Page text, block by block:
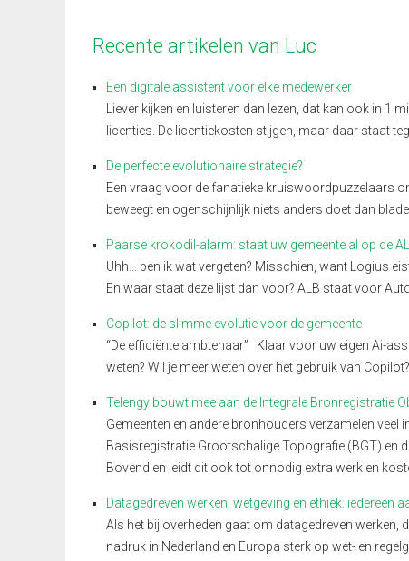
Recente artikelen van Luc
Een digitale assistent voor elke medewerker
Liever kijken en luisteren dan lezen, dat kan ook in
licenties. De licentiekosten stijgen, maar daar staat
De perfecte evolutionaire strategie?
Een vraag voor de fanatieke kruiswoordpuzzelaars
beweegt en ogenschijnlijk niets anders doet dan
Paarse krokodil-alarm: staat uw gemeente al op de
Uhh… ben ik wat vergeten? Misschien, want Logius
En waar staat deze lijst dan voor? ALB staat voor
Copilot: de slimme evolutie voor de gemeente
“De efficiënte ambtenaar” Klaar voor uw eigen Ai-
weten? Wil je meer weten over het gebruik van
Telengy bouwt mee aan de Integrale Bronregistratie
Gemeenten en andere bronhouders verzamelen
Basisregistratie Grootschalige Topografie (BGT) en
Bovendien leidt dit ook tot onnodig extra werk en
Datagedreven werken, wetgeving en ethiek: iedereen
Als het bij overheden gaat om datagedreven werken,
nadruk in Nederland en Europa sterk op wet- en